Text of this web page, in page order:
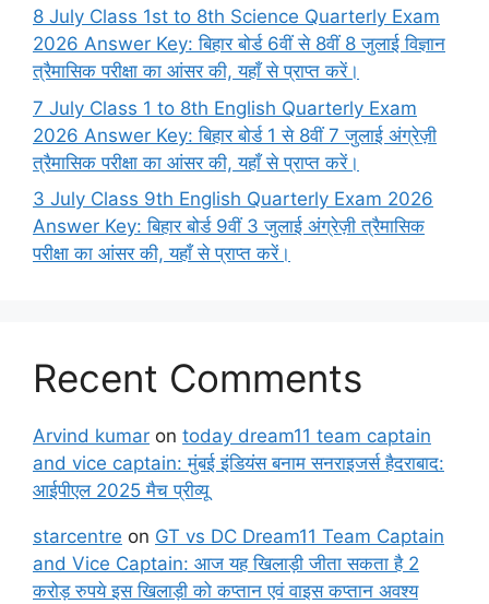
8 July Class 1st to 8th Science Quarterly Exam
2026 Answer Key: बिहार बोर्ड 6वीं से 8वीं 8 जुलाई विज्ञान
त्रैमासिक परीक्षा का आंसर की, यहाँ से प्राप्त करें।
7 July Class 1 to 8th English Quarterly Exam
2026 Answer Key: बिहार बोर्ड 1 से 8वीं 7 जुलाई अंग्रेज़ी
त्रैमासिक परीक्षा का आंसर की, यहाँ से प्राप्त करें।
3 July Class 9th English Quarterly Exam 2026
Answer Key: बिहार बोर्ड 9वीं 3 जुलाई अंग्रेज़ी त्रैमासिक
परीक्षा का आंसर की, यहाँ से प्राप्त करें।
Recent Comments
Arvind kumar on today dream11 team captain
and vice captain: मुंबई इंडियंस बनाम सनराइजर्स हैदराबाद:
आईपीएल 2025 मैच प्रीव्यू
starcentre on GT vs DC Dream11 Team Captain
and Vice Captain: आज यह खिलाड़ी जीता सकता है 2
करोड़ रुपये इस खिलाड़ी को कप्तान एवं वाइस कप्तान अवश्य